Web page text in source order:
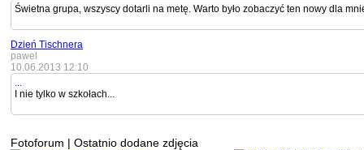
Świetna grupa, wszyscy dotarli na metę. Warto było zobaczyć ten nowy dla
Dzień Tischnera
pawel
10.06.2013 12:10
...
I nie tylko w szkołach...
Fotoforum | Ostatnio dodane zdjęcia